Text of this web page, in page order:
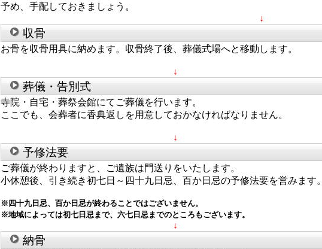
予め、手配しておきましょう。
↓
収骨
お骨を収骨用具に納めます。収骨終了後、葬儀式場へと移動します。
↓
葬儀・告別式
寺院・自宅・葬祭会館にてご葬儀を行います。
ここでも、会葬者に香典返しを用意しておかなければなりません。
↓
予修法要
ご葬儀が終わりますと、ご遺族は門送りをいたします。
小休憩後、引き続き初七日～四十九日忌、百か日忌の予修法要を営みます。
※四十九日忌、百か日忌が終わることではございません。
※地域によっては初七日忌まで、六七日忌までのところもございます。
↓
納骨